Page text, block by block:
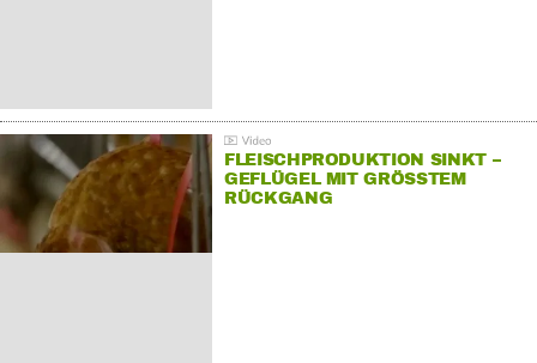
FLEISCHPRODUKTION SINKT –
GEFLÜGEL MIT GRÖSSTEM R
ÜCKGANG